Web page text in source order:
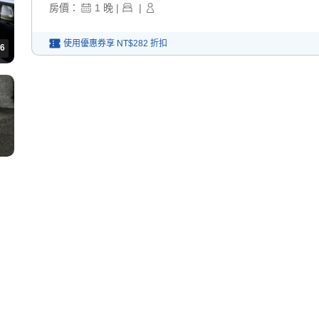
6
房價： 1 晚 | |
使用優惠券享 NT$282 折扣